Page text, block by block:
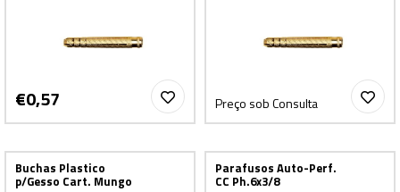
€0,57 Preço sob Consulta
Buchas Plastico
p/Gesso Cart. Mungo
Parafusos Auto-Perf.
CC Ph.6x3/8